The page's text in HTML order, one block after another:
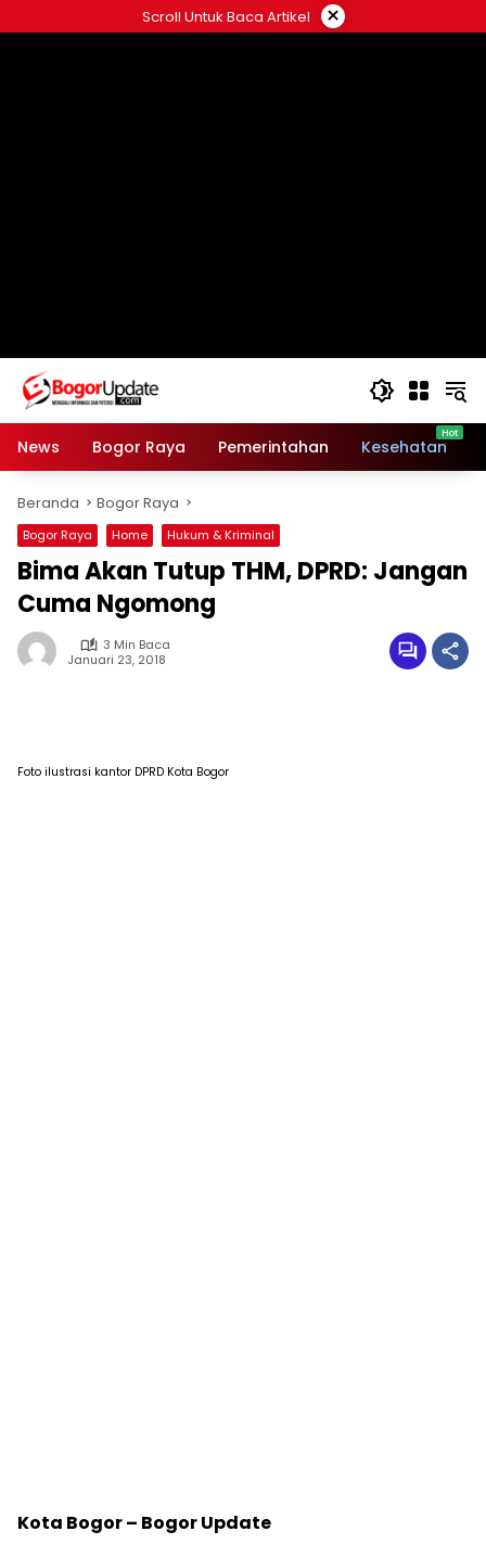
ke
Scroll Untuk Baca Artikel ×
News Bogor Raya Pemerintahan Kesehatan
Beranda Bogor Raya
Bogor Raya Home Hukum & Kriminal
Bima Akan Tutup THM, DPRD: Jangan
Cuma Ngomong
3 Min Baca
Januari 23, 2018
Foto ilustrasi kantor DPRD Kota Bogor
Kota Bogor – Bogor Update